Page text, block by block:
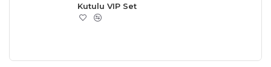
Kutulu VIP Set